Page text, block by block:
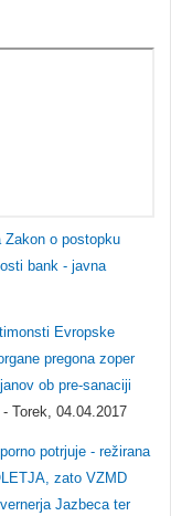
Zakon o postopku
bank - javna
Evropske
pregona zoper
ob pre-sanaciji
- Torek, 04.04.2017
potrjuje - režirana
zato VZMD
Jazbeca ter